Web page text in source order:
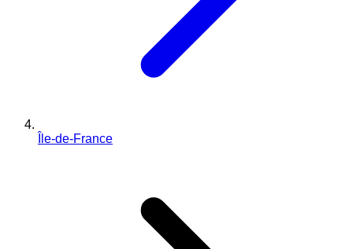
Île-de-France